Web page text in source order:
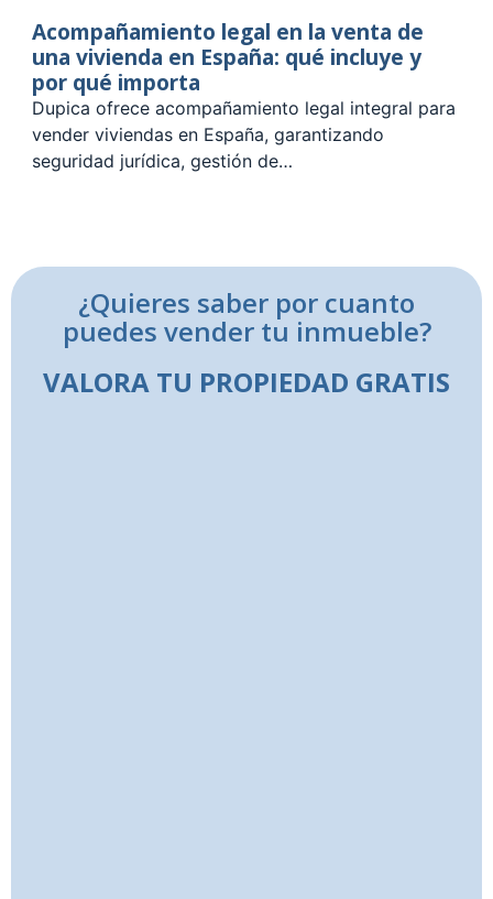
Acompañamiento legal en la venta de
una vivienda en España: qué incluye y
por qué importa
Dupica ofrece acompañamiento legal integral para
vender viviendas en España, garantizando
seguridad jurídica, gestión de…
¿Quieres saber por cuanto
puedes vender tu inmueble?
VALORA TU PROPIEDAD GRATIS